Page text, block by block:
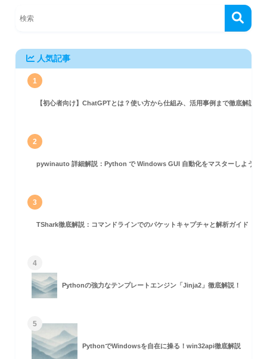
人気記事
1
【初心者向け】ChatGPTとは？使い方から仕組み、活用事例まで徹底解説
2
pywinauto 詳細解説：Python で Windows GUI 自動化をマスターしよう！
3
TShark徹底解説：コマンドラインでのパケットキャプチャと解析ガイド
4
Pythonの強力なテンプレートエンジン「Jinja2」徹底解説！
5
PythonでWindowsを自在に操る！win32api徹底解説